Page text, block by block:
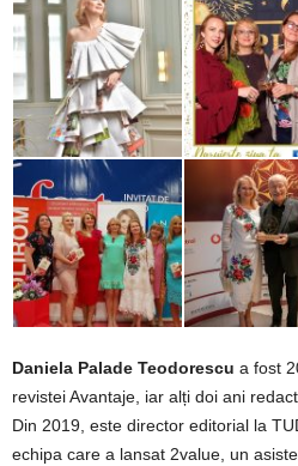
Daniela Palade Teodorescu a fost
revistei Avantaje, iar alți doi ani
Din 2019, este director editorial la
echipa care a lansat 2value, un